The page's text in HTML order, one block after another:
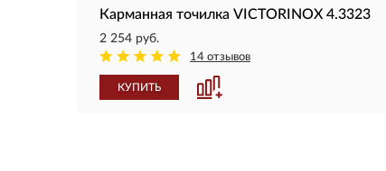
Карманная точилка VICTORINOX 4.3323
2 254 руб.
14 отзывов
КУПИТЬ